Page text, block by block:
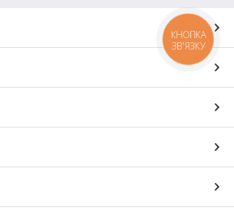
КНОПКА
ЗВ'ЯЗКУ